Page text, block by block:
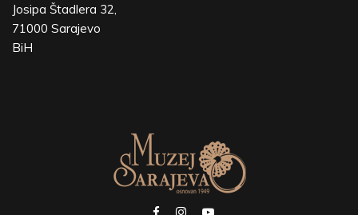
Josipa Štadlera 32,
71000 Sarajevo
BiH